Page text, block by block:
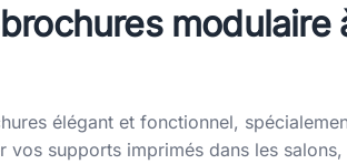
modulaire
élégant et fonctionnel,
vos supports imprimés dans les